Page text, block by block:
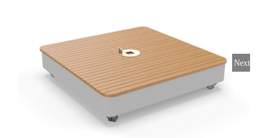
Schaduwdoeken Next